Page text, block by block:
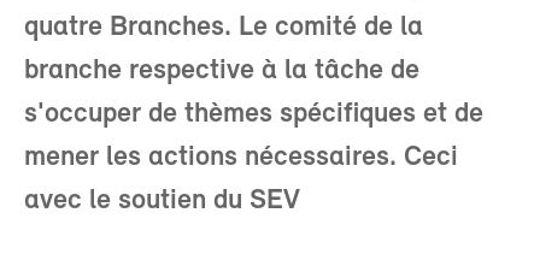
quatre Branches. Le comité de la
branche respective à la tâche de
s'occuper de thèmes spécifiques et de
mener les actions nécessaires. Ceci
avec le soutien du SEV